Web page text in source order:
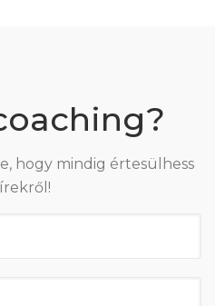
hogy mindig értesülhess